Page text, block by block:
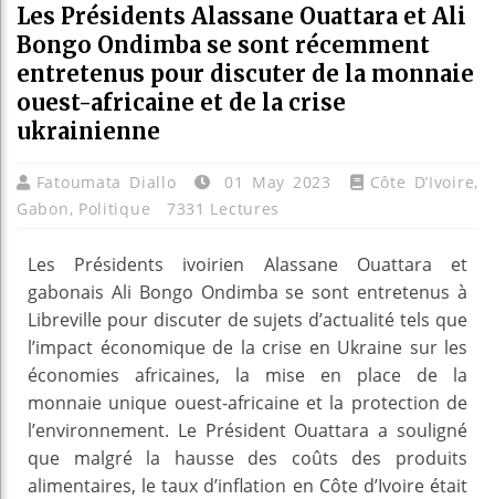
Les Présidents Alassane Ouattara et Ali
Bongo Ondimba se sont récemment
entretenus pour discuter de la monnaie
ouest-africaine et de la crise
ukrainienne
Fatoumata Diallo 01 May 2023 Côte D’Ivoire,
Gabon, Politique 7331 Lectures
Les Présidents ivoirien Alassane Ouattara et
gabonais Ali Bongo Ondimba se sont entretenus à
Libreville pour discuter de sujets d’actualité tels que
l’impact économique de la crise en Ukraine sur les
économies africaines, la mise en place de la
monnaie unique ouest-africaine et la protection de
l’environnement. Le Président Ouattara a souligné
que malgré la hausse des coûts des produits
alimentaires, le taux d’inflation en Côte d’Ivoire était